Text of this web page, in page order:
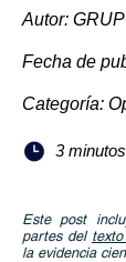
Autor:
Fecha de
Categoría:
3 minutos
Este post
partes del
la evidencia